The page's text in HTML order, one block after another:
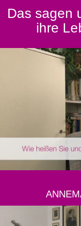
Das sagen
ihre